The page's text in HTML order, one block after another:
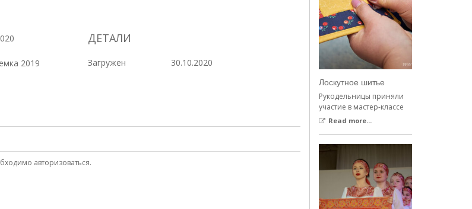
2019
ДЕТАЛИ
Загружен 30.10.2020
авторизоваться.
Лоскутное шитье
Рукодельницы приняли
участие в мастер-классе
Read more...